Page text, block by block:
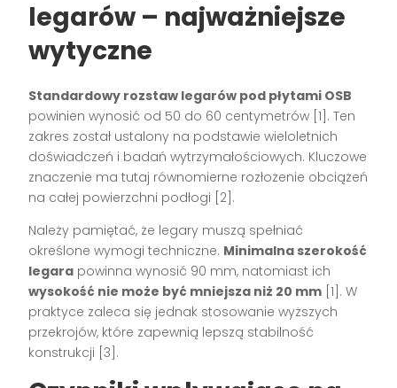
legarów – najważniejsze
wytyczne
Standardowy rozstaw legarów pod płytami OSB
powinien wynosić od 50 do 60 centymetrów [1]. Ten
zakres został ustalony na podstawie wieloletnich
doświadczeń i badań wytrzymałościowych. Kluczowe
znaczenie ma tutaj równomierne rozłożenie obciążeń
na całej powierzchni podłogi [2].
Należy pamiętać, że legary muszą spełniać
określone wymogi techniczne. Minimalna szerokość
legara powinna wynosić 90 mm, natomiast ich
wysokość nie może być mniejsza niż 20 mm [1]. W
praktyce zaleca się jednak stosowanie wyższych
przekrojów, które zapewnią lepszą stabilność
konstrukcji [3].